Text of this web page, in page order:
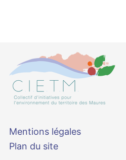
Mentions légales
Plan du site